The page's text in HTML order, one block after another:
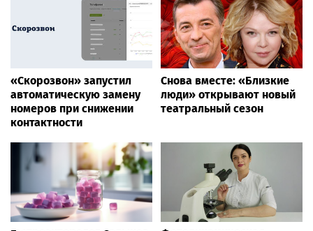
«Скорозвон» запустил
автоматическую замену
номеров при снижении
контактности
Снова вместе: «Близкие
люди» открывают новый
театральный сезон